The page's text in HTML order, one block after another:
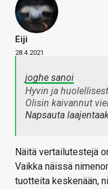
Eiji
28.4.2021
joghe sanoi
Hyvin ja
Olisin kaivannut
Napsauta
Näitä vertailutestejä
Vaikka näissä
tuotteita keskenään,